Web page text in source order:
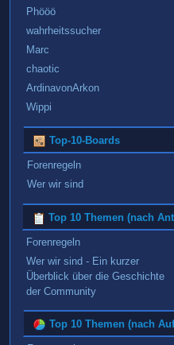
Phööö
wahrheitssucher
Marc
chaotic
ArdinavonArkon
Wippi
Top-10-Boards
Forenregeln
Wer wir sind
Top 10 Themen (nach
Forenregeln
Wer wir sind - Ein kurzer
Überblick über die Geschichte
der Community
Top 10 Themen (nach